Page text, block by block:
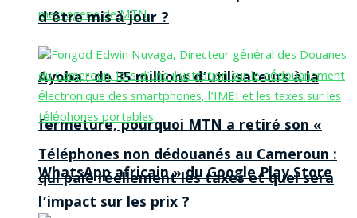
Ayoba : de 35 millions d’utilisateurs à la
fermeture, pourquoi MTN a retiré son «
WhatsApp africain » du Google Play Store
d’être mis à jour ?
Téléphones non dédouanés au Cameroun :
qui paie réellement les taxes et quel sera
l’impact sur les prix ?